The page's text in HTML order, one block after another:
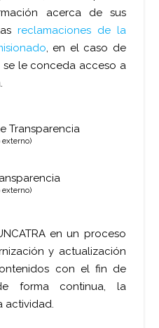
acerca de sus
reclamaciones de la
, en el caso de
le conceda acceso a
Transparencia
externo)
externo)
en un proceso
y actualización
con el fin de
forma continua, la
actividad.